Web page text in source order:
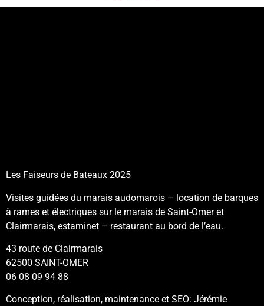
Les Faiseurs de Bateaux 2025
Visites guidées du marais audomarois – location de barques
à rames et électriques sur le marais de Saint-Omer et
Clairmarais, estaminet – restaurant au bord de l’eau.
43 route de Clairmarais
62500 SAINT-OMER
06 08 09 94 88
Conception, réalisation, maintenance et SEO: Jérémie